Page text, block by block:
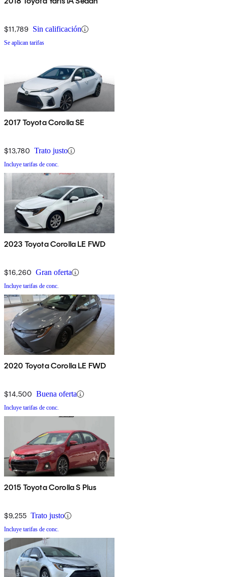
$11,789 Sin calificación
Se aplican tarifas
2017 Toyota Corolla SE
$13,780 Trato justo
Incluye tarifas de conc.
2023 Toyota Corolla LE FWD
$16,260 Gran oferta
Incluye tarifas de conc.
2020 Toyota Corolla LE FWD
$14,500 Buena oferta
Incluye tarifas de conc.
2015 Toyota Corolla S Plus
$9,255 Trato justo
Incluye tarifas de conc.